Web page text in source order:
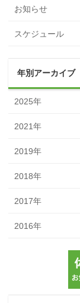
お知らせ
スケジュール
年別アーカイブ
2025年
2021年
2019年
2018年
2017年
2016年